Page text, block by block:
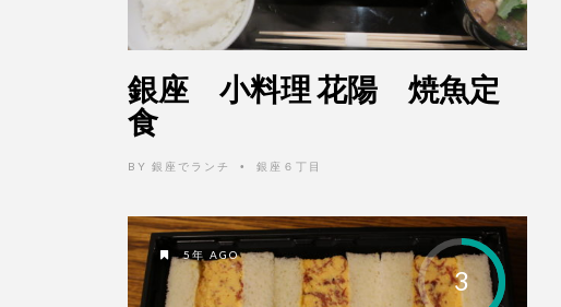
銀座 小料理 花陽 焼魚定
食
BY 銀座でランチ • 銀座６丁目
3
5年 AGO